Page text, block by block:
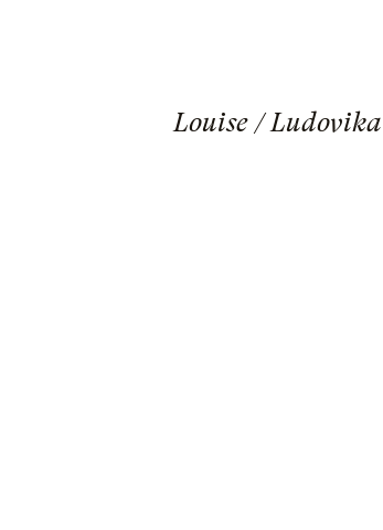
Louise /